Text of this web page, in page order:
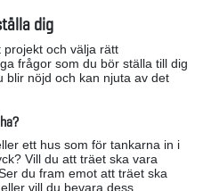
dig
och välja rätt
frågor som du bör ställa till dig
blir nöjd och kan njuta av det
ett hus som för tankarna in i
Vill du att träet ska vara
du fram emot att träet ska
vill du bevara dess